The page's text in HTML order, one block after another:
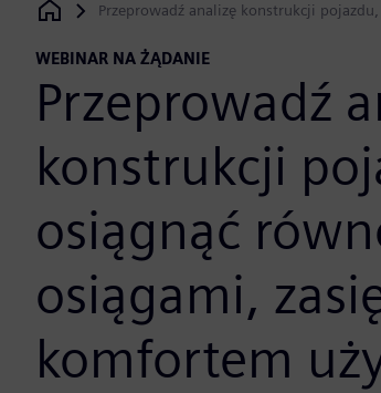
Siemens Digital Industries Software
Przeprowadź analizę konstrukcji
WEBINAR NA ŻĄDANIE
Przeprowadź
konstrukcji
osiągnąć
osiągami,
komfortem